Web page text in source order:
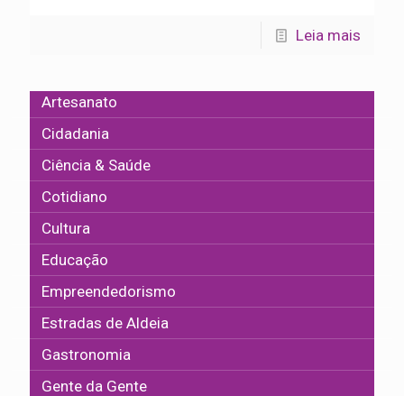
Leia mais
Artesanato
Cidadania
Ciência & Saúde
Cotidiano
Cultura
Educação
Empreendedorismo
Estradas de Aldeia
Gastronomia
Gente da Gente